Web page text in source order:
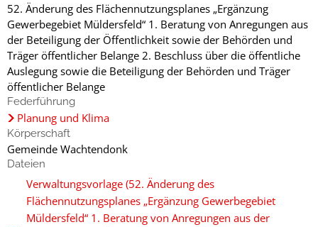
52. Änderung des Flächennutzungsplanes „Ergänzung
Gewerbegebiet Müldersfeld“ 1. Beratung von Anregungen aus
der Beteiligung der Öffentlichkeit sowie der Behörden und
Träger öffentlicher Belange 2. Beschluss über die öffentliche
Auslegung sowie die Beteiligung der Behörden und Träger
öffentlicher Belange
Federführung
Planung und Klima
Körperschaft
Gemeinde Wachtendonk
Dateien
Verwaltungsvorlage (52. Änderung des
Flächennutzungsplanes „Ergänzung Gewerbegebiet
Müldersfeld“ 1. Beratung von Anregungen aus der